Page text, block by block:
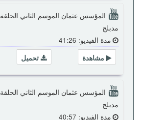
المؤسس عثمان الموسم الثاني الحلقة
مدبلج
مدة الفيديو: 41:26
تحميل
مشاهدة
المؤسس عثمان الموسم الثاني الحلقة
مدبلج
مدة الفيديو: 40:57